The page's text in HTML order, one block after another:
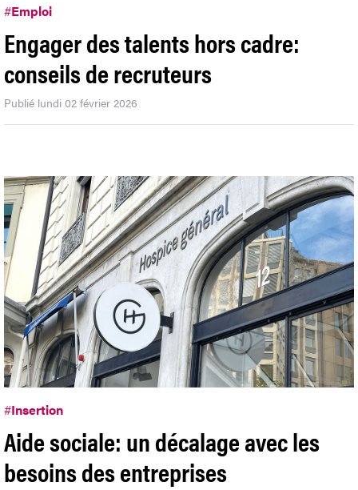
#Emploi
Engager des talents hors cadre:
conseils de recruteurs
Publié lundi 02 février 2026
#Insertion
Aide sociale: un décalage avec les
besoins des entreprises